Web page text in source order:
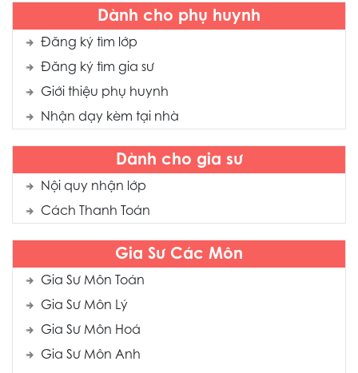
Dành cho phụ huynh
Đăng ký tìm lớp
Đăng ký tìm gia sư
Giới thiệu phụ huynh
Nhận dạy kèm tại nhà
Dành cho gia sư
Nội quy nhận lớp
Cách Thanh Toán
Gia Sư Các Môn
Gia Sư Môn Toán
Gia Sư Môn Lý
Gia Sư Môn Hoá
Gia Sư Môn Anh